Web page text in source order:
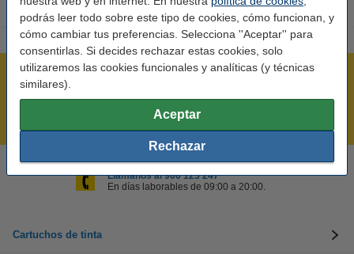
podrás leer todo sobre este tipo de cookies, cómo funcionan, y
cómo cambiar tus preferencias. Selecciona ''Aceptar'' para
consentirlas. Si decides rechazar estas cookies, solo
utilizaremos las cookies funcionales y analíticas (y técnicas
similares).
Aceptar
Rechazar
¡Recibe en 24 horas!
Llámanos al 900 123 247
En días laborables de 09:00 a 20:00.
Cartuchos de tinta